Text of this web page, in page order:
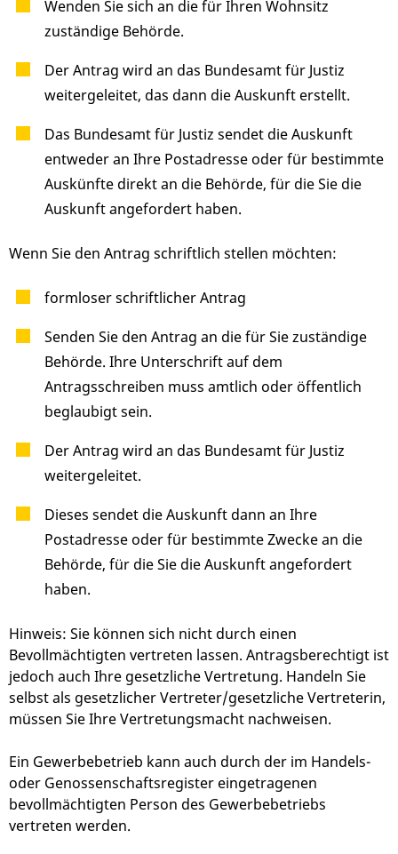
Wenden Sie sich an die für Ihren Wohnsitz
zuständige Behörde.
Der Antrag wird an das Bundesamt für Justiz
weitergeleitet, das dann die Auskunft erstellt.
Das Bundesamt für Justiz sendet die Auskunft
entweder an Ihre Postadresse oder für bestimmte
Auskünfte direkt an die Behörde, für die Sie die
Auskunft angefordert haben.
Wenn Sie den Antrag schriftlich stellen möchten:
formloser schriftlicher Antrag
Senden Sie den Antrag an die für Sie zuständige
Behörde. Ihre Unterschrift auf dem
Antragsschreiben muss amtlich oder öffentlich
beglaubigt sein.
Der Antrag wird an das Bundesamt für Justiz
weitergeleitet.
Dieses sendet die Auskunft dann an Ihre
Postadresse oder für bestimmte Zwecke an die
Behörde, für die Sie die Auskunft angefordert
haben.
Hinweis: Sie können sich nicht durch einen
Bevollmächtigten vertreten lassen. Antragsberechtigt ist
jedoch auch Ihre gesetzliche Vertretung. Handeln Sie
selbst als gesetzlicher Vertreter/gesetzliche Vertreterin,
müssen Sie Ihre Vertretungsmacht nachweisen.
Ein Gewerbebetrieb kann auch durch der im Handels-
oder Genossenschaftsregister eingetragenen
bevollmächtigten Person des Gewerbebetriebs
vertreten werden.